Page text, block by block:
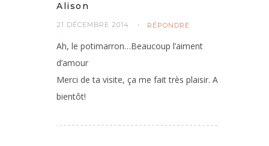
Alison
21 DÉCEMBRE 2014 RÉPONDRE
Ah, le potimarron…Beaucoup l’aiment
d’amour
Merci de ta visite, ça me fait très plaisir. A
bientôt!